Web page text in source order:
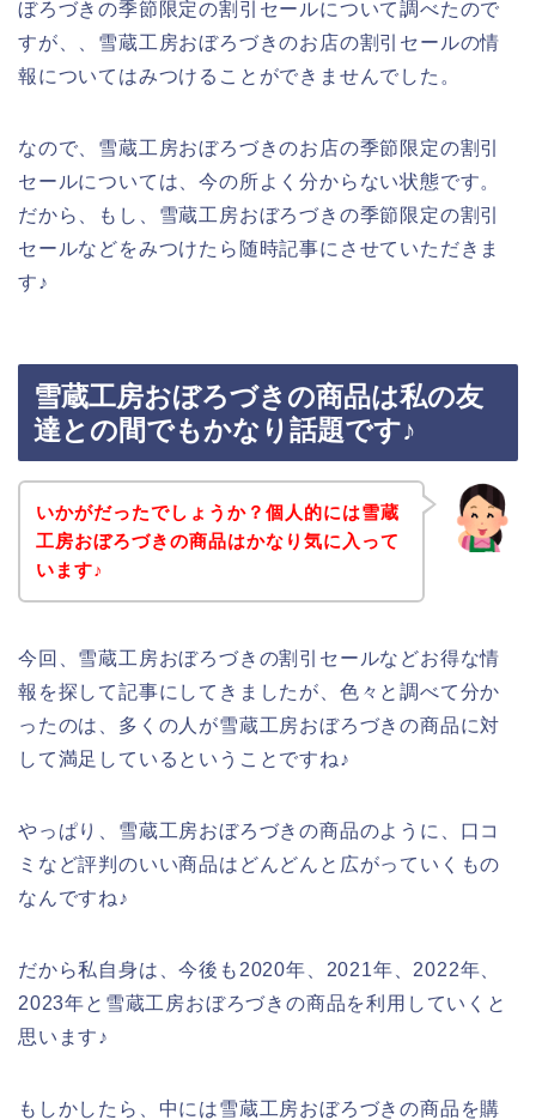
ぼろづきの季節限定の割引セールについて調べたので
すが、、雪蔵工房おぼろづきのお店の割引セールの情
報についてはみつけることができませんでした。
なので、雪蔵工房おぼろづきのお店の季節限定の割引
セールについては、今の所よく分からない状態です。
だから、もし、雪蔵工房おぼろづきの季節限定の割引
セールなどをみつけたら随時記事にさせていただきま
す♪
雪蔵工房おぼろづきの商品は私の友
達との間でもかなり話題です♪
いかがだったでしょうか？個人的には雪蔵
工房おぼろづきの商品はかなり気に入って
います♪
今回、雪蔵工房おぼろづきの割引セールなどお得な情
報を探して記事にしてきましたが、色々と調べて分か
ったのは、多くの人が雪蔵工房おぼろづきの商品に対
して満足しているということですね♪
やっぱり、雪蔵工房おぼろづきの商品のように、口コ
ミなど評判のいい商品はどんどんと広がっていくもの
なんですね♪
だから私自身は、今後も2020年、2021年、2022年、
2023年と雪蔵工房おぼろづきの商品を利用していくと
思います♪
もしかしたら、中には雪蔵工房おぼろづきの商品を購